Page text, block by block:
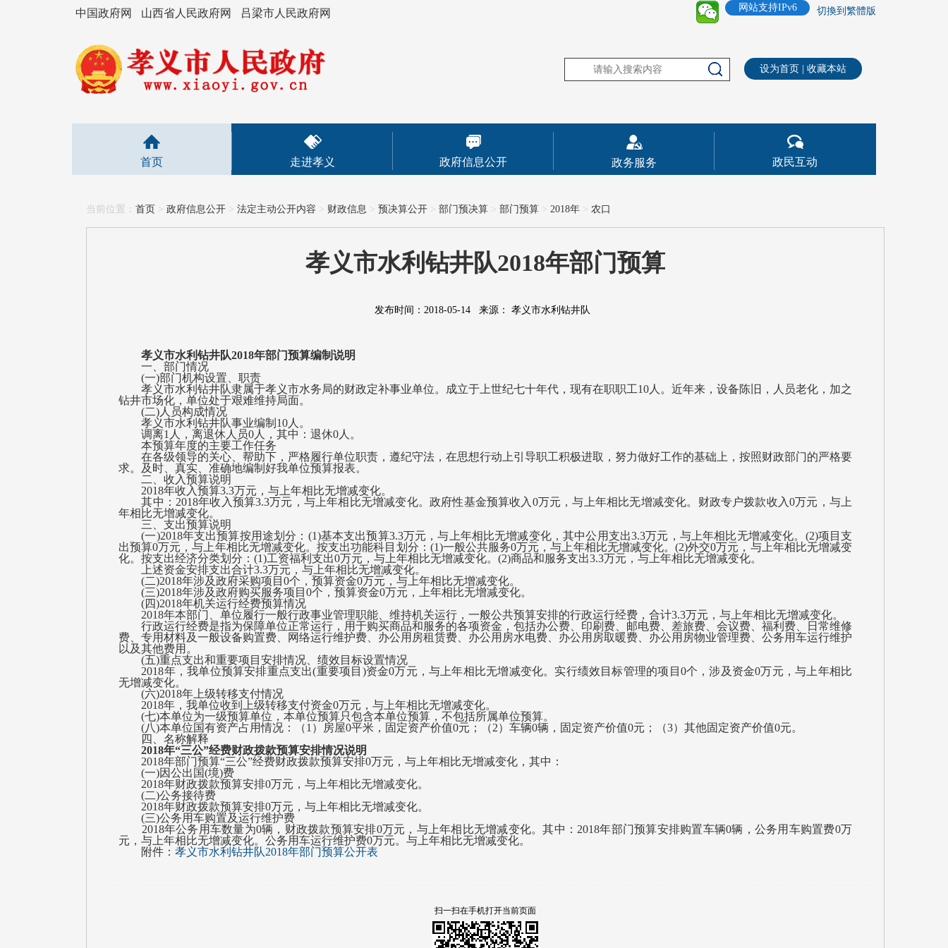
中国政府网 山西省人民政府网 吕梁市人民政府网 切換到繁體版
网站支持IPv6
设为首页 收藏本站
首页 走进孝义 政府信息公开 政务服务 政民互动
当前位置： 首页 > 政府信息公开 > 法定主动公开内容 > 财政信息 > 预决算公开 > 部门预决算 > 部门预算 > 2018年 > 农口
孝义市水利钻井队2018年部门预算
发布时间：2018-05-14 来源： 孝义市水利钻井队
孝义市水利钻井队2018年部门预算编制说明
一、部门情况
(一)部门机构设置、职责
孝义市水利钻井队隶属于孝义市水务局的财政定补事业单位。成立于上世纪七十年代，现有在职职工10人。近年来，设备陈旧，人员老化，加之
钻井市场化，单位处于艰难维持局面。
(二)人员构成情况
孝义市水利钻井队事业编制10人。
调离1人，离退休人员0人，其中：退休0人。
本预算年度的主要工作任务
在各级领导的关心、帮助下，严格履行单位职责，遵纪守法，在思想行动上引导职工积极进取，努力做好工作的基础上，按照财政部门的严格要
求。及时、真实、准确地编制好我单位预算报表。
二、收入预算说明
2018年收入预算3.3万元，与上年相比无增减变化。
其中：2018年收入预算3.3万元，与上年相比无增减变化。政府性基金预算收入0万元，与上年相比无增减变化。财政专户拨款收入0万元，与上
年相比无增减变化。
三、支出预算说明
(一)2018年支出预算按用途划分：(1)基本支出预算3.3万元，与上年相比无增减变化，其中公用支出3.3万元，与上年相比无增减变化。(2)项目支
出预算0万元，与上年相比无增减变化。按支出功能科目划分：(1)一般公共服务0万元，与上年相比无增减变化。(2)外交0万元，与上年相比无增减变
化。按支出经济分类划分：(1)工资福利支出0万元，与上年相比无增减变化。(2)商品和服务支出3.3万元，与上年相比无增减变化。
上述资金安排支出合计3.3万元，与上年相比无增减变化。
(二)2018年涉及政府采购项目0个，预算资金0万元，与上年相比无增减变化。
(三)2018年涉及政府购买服务项目0个，预算资金0万元，上年相比无增减变化。
(四)2018年机关运行经费预算情况
2018年本部门、单位履行一般行政事业管理职能、维持机关运行，一般公共预算安排的行政运行经费，合计3.3万元，与上年相比无增减变化。
行政运行经费是指为保障单位正常运行，用于购买商品和服务的各项资金，包括办公费、印刷费、邮电费、差旅费、会议费、福利费、日常维修
费、专用材料及一般设备购置费、网络运行维护费、办公用房租赁费、办公用房水电费、办公用房取暖费、办公用房物业管理费、公务用车运行维护
以及其他费用。
(五)重点支出和重要项目安排情况、绩效目标设置情况
2018年，我单位预算安排重点支出(重要项目)资金0万元，与上年相比无增减变化。实行绩效目标管理的项目0个，涉及资金0万元，与上年相比
无增减变化。
(六)2018年上级转移支付情况
2018年，我单位收到上级转移支付资金0万元，与上年相比无增减变化。
(七)本单位为一级预算单位，本单位预算只包含本单位预算，不包括所属单位预算。
(八)本单位国有资产占用情况：（1 ）房屋0平米，固定资产价值0元；（2）车辆0辆，固定资产价值0元；（3）其他固定资产价值0元。
四、名称解释
2018年“三公”经费财政拨款预算安排情况说明
2018年部门预算“三公”经费财政拨款预算安排0万元，与上年相比无增减变化，其中：
(一)因公出国(境)费
2018年财政拨款预算安排0万元，与上年相比无增减变化。
(二)公务接待费
2018年财政拨款预算安排0万元，与上年相比无增减变化。
(三)公务用车购置及运行维护费
2018年公务用车数量为0辆，财政拨款预算安排0万元，与上年相比无增减变化。其中：2018年部门预算安排购置车辆0辆，公务用车购置费0万
元，与上年相比无增减变化。公务用车运行维护费0万元。与上年相比无增减变化。
附件： 孝义市水利钻井队2018年部门预算公开表
扫一扫在手机打开当前页面